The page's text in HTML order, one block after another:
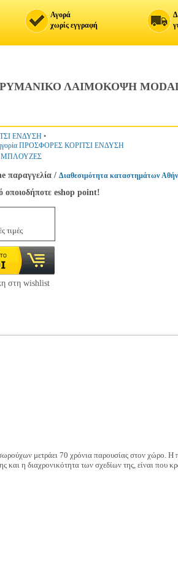
Αγορά
χωρίς εγγραφή
ΛΑΙΜΟΚΟΨΗ MODAL
ΕΝΔΥΣΗ •
ΠΡΟΣΦΟΡΕΣ ΚΟΡΙΤΣΙ ΕΝΔΥΣΗ
παραγγελία / Διαθεσιμότητα καταστημάτων
οποιοδήποτε eshop point!
τιμές
στη wishlist
μετράει 70 χρόνια παρουσίας στον χώρο.
και η διαχρονικότητα των σχεδίων της, είναι που